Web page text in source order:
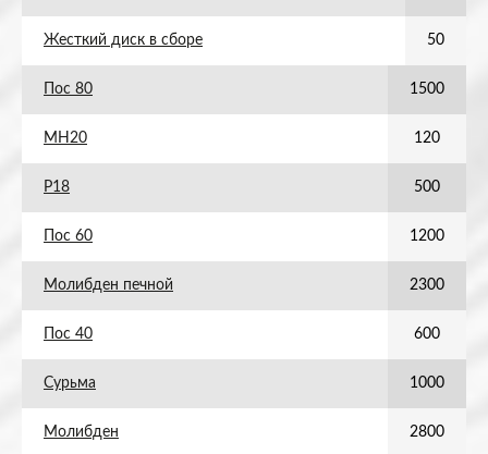
Жесткий диск в сборе 50
Пос 80 1500
МН20 120
Р18 500
Пос 60 1200
Молибден печной 2300
Пос 40 600
Сурьма 1000
Молибден 2800